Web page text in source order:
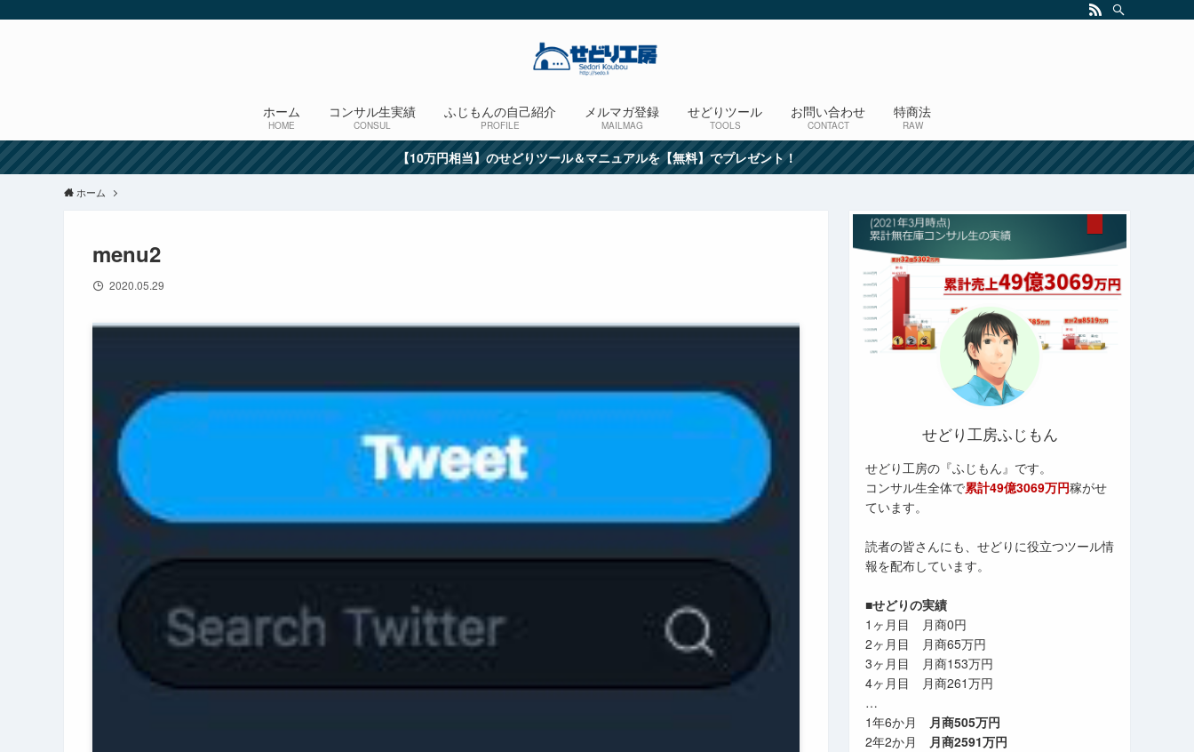
ホーム
HOME
コンサル生実績
CONSUL
ふじもんの自己紹介
PROFILE
メルマガ登録
MAILMAG
せどりツール
TOOLS
お問い合わせ
CONTACT
特商法
RAW
【10万円相当】のせどりツール＆マニュアルを【無料】でプレゼント！
ホーム
menu2
2020.05.29
せどり工房ふじもん
せどり工房の『ふじもん』です。
コンサル生全体で累計49億3069万円稼がせ
ています。
読者の皆さんにも、せどりに役立つツール情
報を配布しています。
■せどりの実績
1ヶ月目 月商0円
2ヶ月目 月商65万円
3ヶ月目 月商153万円
4ヶ月目 月商261万円
…
1年6か月 月商505万円
2年2か月 月商2591万円